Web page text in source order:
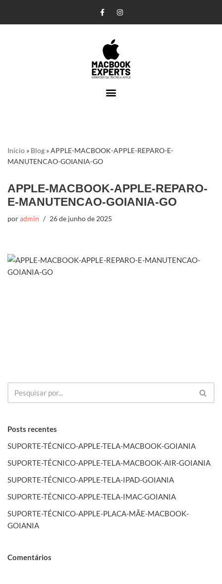
Pular
Início » Blog »APPLE-MACBOOK-APPLE-REPARO-E-
MANUTENCAO-GOIANIA-GO
APPLE-MACBOOK-APPLE-REPARO-
E-MANUTENCAO-GOIANIA-GO
poradmin 26 de junho de 2025
Posts recentes
SUPORTE-TÉCNICO-APPLE-TELA-MACBOOK-GOIANIA
SUPORTE-TÉCNICO-APPLE-TELA-MACBOOK-AIR-GOIANIA
SUPORTE-TÉCNICO-APPLE-TELA-IPAD-GOIANIA
SUPORTE-TÉCNICO-APPLE-TELA-IMAC-GOIANIA
SUPORTE-TÉCNICO-APPLE-PLACA-MÃE-MACBOOK-
GOIANIA
Comentários